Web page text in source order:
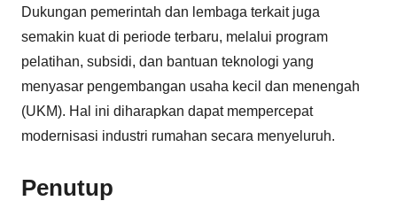
Dukungan pemerintah dan lembaga terkait juga
semakin kuat di periode terbaru, melalui program
pelatihan, subsidi, dan bantuan teknologi yang
menyasar pengembangan usaha kecil dan menengah
(UKM). Hal ini diharapkan dapat mempercepat
modernisasi industri rumahan secara menyeluruh.
Penutup